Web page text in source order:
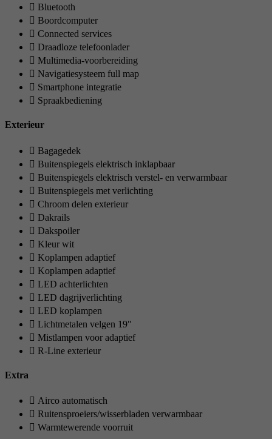
Bluetooth
Boordcomputer
Connected services
Draadloze telefoonlader
Multimedia-voorbereiding
Navigatiesysteem full map
Smartphone integratie
Spraakbediening
Exterieur
Bagagedek
Buitenspiegels elektrisch inklapbaar
Buitenspiegels elektrisch verstel- en verwarmbaar
Buitenspiegels met verlichting
Chroom delen exterieur
Dakrails
Dakspoiler
Kleur wit
Koplampen adaptief
Koplampen adaptief
LED achterlichten
LED dagrijverlichting
LED koplampen
Lichtmetalen velgen 19"
Mistlampen voor adaptief
R-Line exterieur
Extra
Airco automatisch
Ruitensproeiers/wisserbladen verwarmbaar
Warmtewerende voorruit